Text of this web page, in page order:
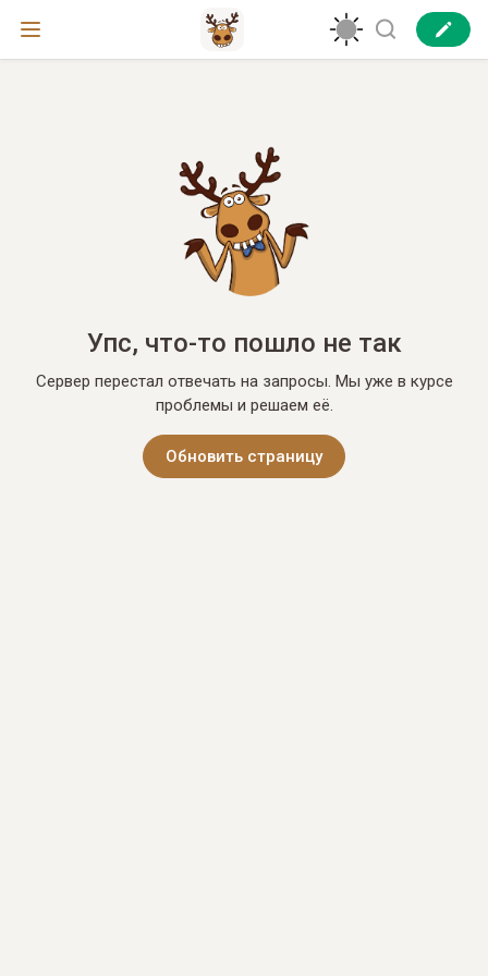
Упс, что-то пошло не так
Сервер перестал отвечать на запросы. Мы уже в курсе
проблемы и решаем её.
Обновить страницу